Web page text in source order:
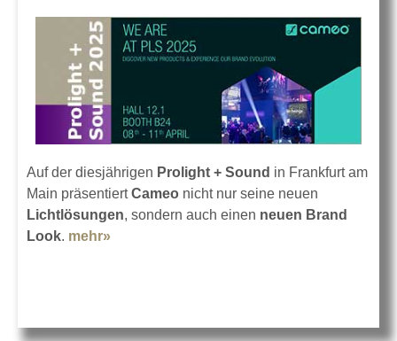
Auf der diesjährigen Prolight + Sound in Frankfurt am
Main präsentiertCameo nicht nur seine neuen
Lichtlösungen, sondern auch einen neuen Brand
Look. mehr»